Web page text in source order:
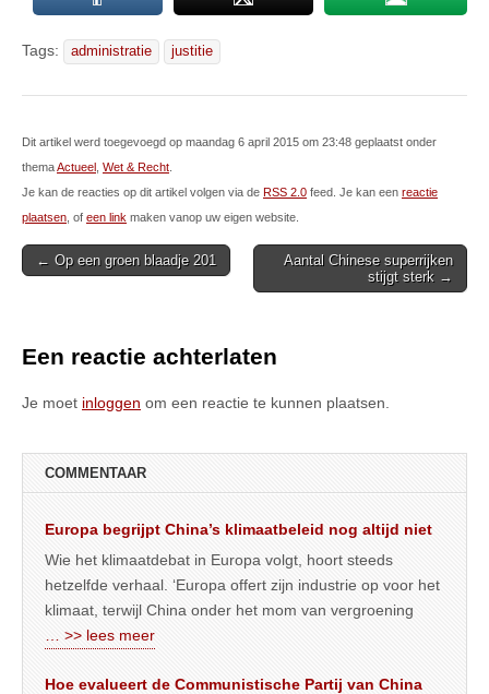
Tags: administratie justitie
Dit artikel werd toegevoegd op maandag 6 april 2015 om 23:48 geplaatst onder
themaActueel Wet & Recht
Je kan de reacties op dit artikel volgen via de RSS 2.0 feed. Je kan een reactie
plaatsen , of een link maken vanop uw eigen website.
Post
← Op een groen blaadje 201
Aantal Chinese superrijken
stijgt sterk →
Een reactie achterlaten
Je moet inloggen om een reactie te kunnen plaatsen.
COMMENTAAR
Europa begrijpt China’s klimaatbeleid nog altijd niet
Wie het klimaatdebat in Europa volgt, hoort steeds
hetzelfde verhaal. ‘Europa offert zijn industrie op voor het
klimaat, terwijl China onder het mom van vergroening
… >> lees meer
Hoe evalueert de Communistische Partij van China